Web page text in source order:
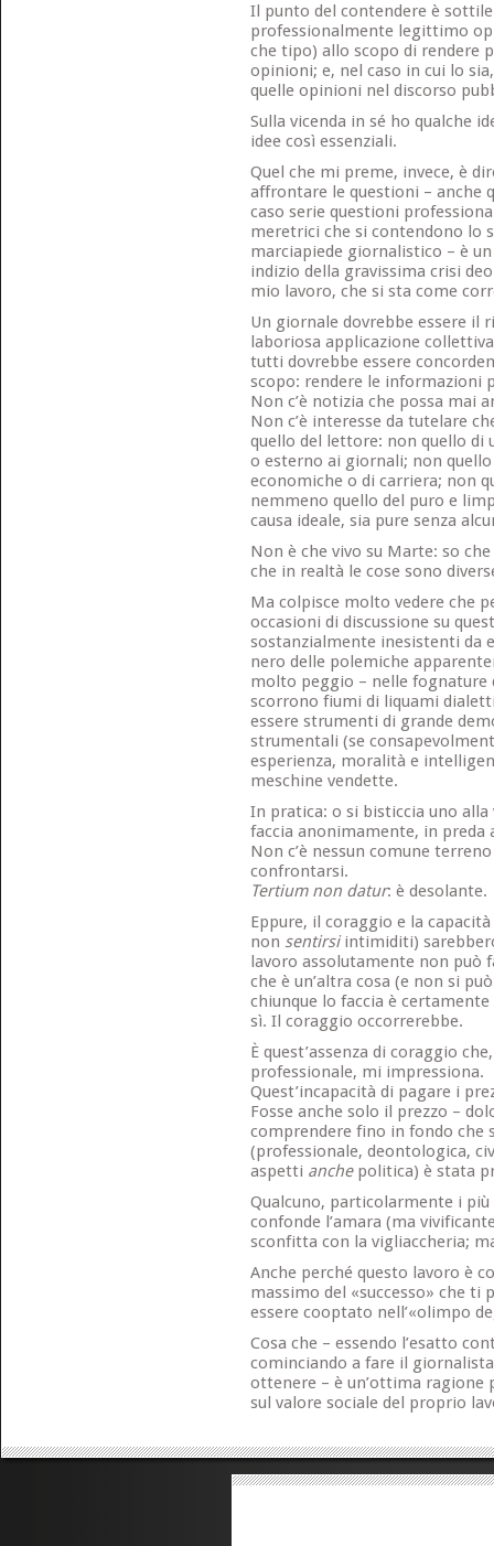
Il punto del contendere è
professionalmente legittimo
che tipo) allo scopo di rendere
opinioni; e, nel caso in cui lo
quelle opinioni nel discorso
Sulla vicenda in sé ho qualche
idee così essenziali.
Quel che mi preme, invece, è
affrontare le questioni – anche
caso serie questioni
meretrici che si contendono lo
marciapiede giornalistico – è
indizio della gravissima crisi
mio lavoro, che si sta come
Un giornale dovrebbe essere il
laboriosa applicazione
tutti dovrebbe essere
scopo: rendere le informazioni
Non c’è notizia che possa mai
Non c’è interesse da tutelare
quello del lettore: non quello di
o esterno ai giornali; non
economiche o di carriera; non
nemmeno quello del puro e
causa ideale, sia pure senza
Non è che vivo su Marte: so
che in realtà le cose sono
Ma colpisce molto vedere che
occasioni di discussione su
sostanzialmente inesistenti da
nero delle polemiche
molto peggio – nelle fognature
scorrono fiumi di liquami
essere strumenti di grande
strumentali (se
esperienza, moralità e
meschine vendette.
In pratica: o si bisticcia uno
faccia anonimamente, in preda
Non c’è nessun comune
confrontarsi.
Tertium non datur: è desolante.
Eppure, il coraggio e la
non sentirsiintimiditi)
lavoro assolutamente non può
che è un’altra cosa (e non si
chiunque lo faccia è
sì. Il coraggio occorrerebbe.
È quest’assenza di coraggio
professionale, mi impressiona.
Quest’incapacità di pagare i
Fosse anche solo il prezzo –
comprendere fino in fondo che
(professionale, deontologica,
aspetti anchepolitica) è stata
Qualcuno, particolarmente i
confonde l’amara (ma
sconfitta con la vigliaccheria;
Anche perché questo lavoro è
massimo del «successo» che ti
essere cooptato nell’«olimpo
Cosa che – essendo l’esatto
cominciando a fare il
ottenere – è un’ottima
sul valore sociale del proprio